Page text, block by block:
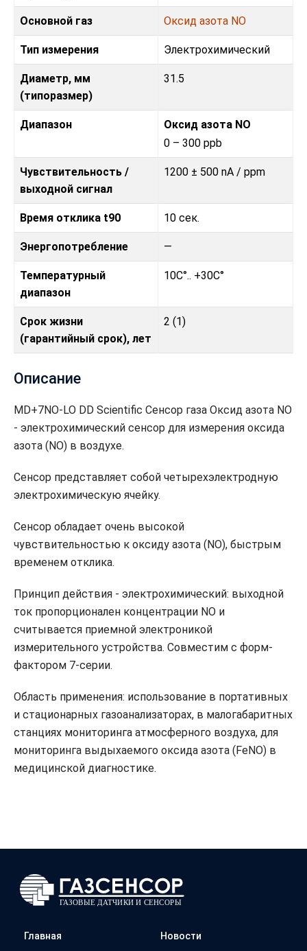
Основной газ Оксид азота NO
Тип измерения Электрохимический
Диаметр, мм
(типоразмер)
31.5
Диапазон
Оксид азота NO
0 – 300 ppb
Чувствительность /
выходной сигнал
1200 ± 500 nA / ppm
Время отклика t90 10 сек.
Энергопотребление —
Температурный
диапазон
10C°.. +30C°
Срок жизни
(гарантийный срок), лет
2 (1)
Описание
MD+7NO-LO DD Scientific Сенсор газа Оксид азота NO
- электрохимический сенсор для измерения оксида
азота (NO) в воздухе.
Сенсор представляет собой четырехэлектродную
электрохимическую ячейку.
Сенсор обладает очень высокой
чувствительностью к оксиду азота (NO), быстрым
временем отклика.
Принцип действия - электрохимический: выходной
ток пропорционален концентрации NO и
считывается приемной электроникой
измерительного устройства. Совместим с форм-
фактором 7-серии.
Область применения: использование в портативных
и стационарных газоанализаторах, в малогабаритных
станциях мониторинга атмосферного воздуха, для
мониторинга выдыхаемого оксида азота (FeNO) в
медицинской диагностике.
Главная Новости